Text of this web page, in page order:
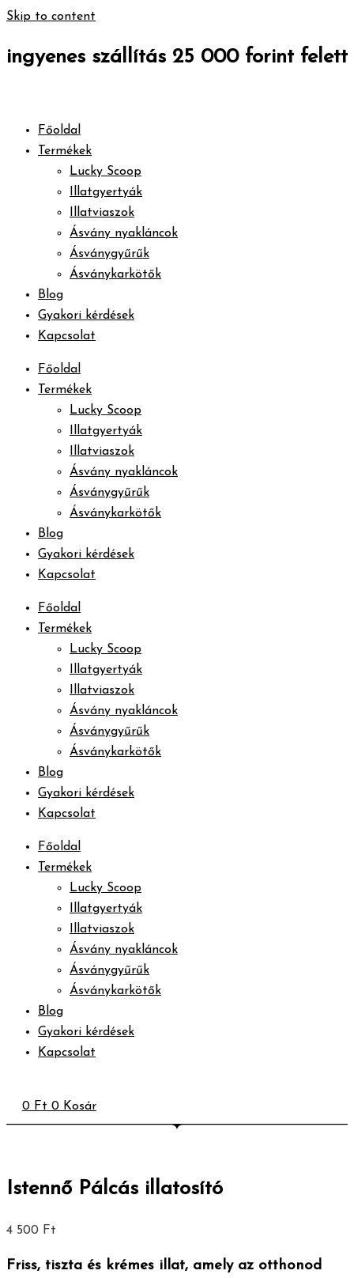
Skip to content
ingyenes szállítás 25 000 forint felett
Főoldal
Termékek
Lucky Scoop
Illatgyertyák
Illatviaszok
Ásvány nyakláncok
Ásványgyűrűk
Ásványkarkötők
Blog
Gyakori kérdések
Kapcsolat
Főoldal
Termékek
Lucky Scoop
Illatgyertyák
Illatviaszok
Ásvány nyakláncok
Ásványgyűrűk
Ásványkarkötők
Blog
Gyakori kérdések
Kapcsolat
Főoldal
Termékek
Lucky Scoop
Illatgyertyák
Illatviaszok
Ásvány nyakláncok
Ásványgyűrűk
Ásványkarkötők
Blog
Gyakori kérdések
Kapcsolat
Főoldal
Termékek
Lucky Scoop
Illatgyertyák
Illatviaszok
Ásvány nyakláncok
Ásványgyűrűk
Ásványkarkötők
Blog
Gyakori kérdések
Kapcsolat
0 Ft 0 Kosár
Istennő Pálcás illatosító
4 500 Ft
Friss, tiszta és krémes illat, amely az otthonod